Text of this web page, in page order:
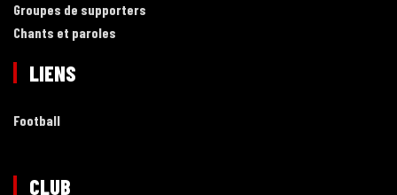
Groupes de supporters
Chants et paroles
LIENS
Football
CLUB